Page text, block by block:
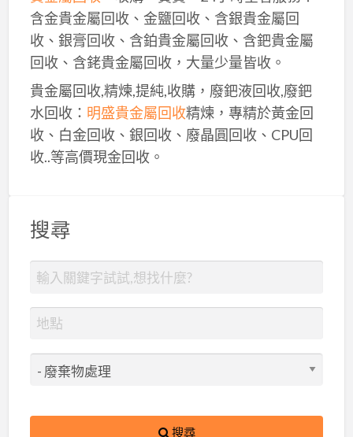
含金貴金屬回收、金鹽回收、含銀貴金屬回
收、銀膏回收、含鉑貴金屬回收、含鈀貴金屬
回收、含銠貴金屬回收，大量少量皆收。
貴金屬回收,精煉,提純,收購，廢鈀液回收,廢鈀
水回收： 明盛貴金屬回收精煉，專精於黃金回
收、白金回收、銀回收、廢晶圓回收、CPU回
收..等高價現金回收。
搜尋
搜尋